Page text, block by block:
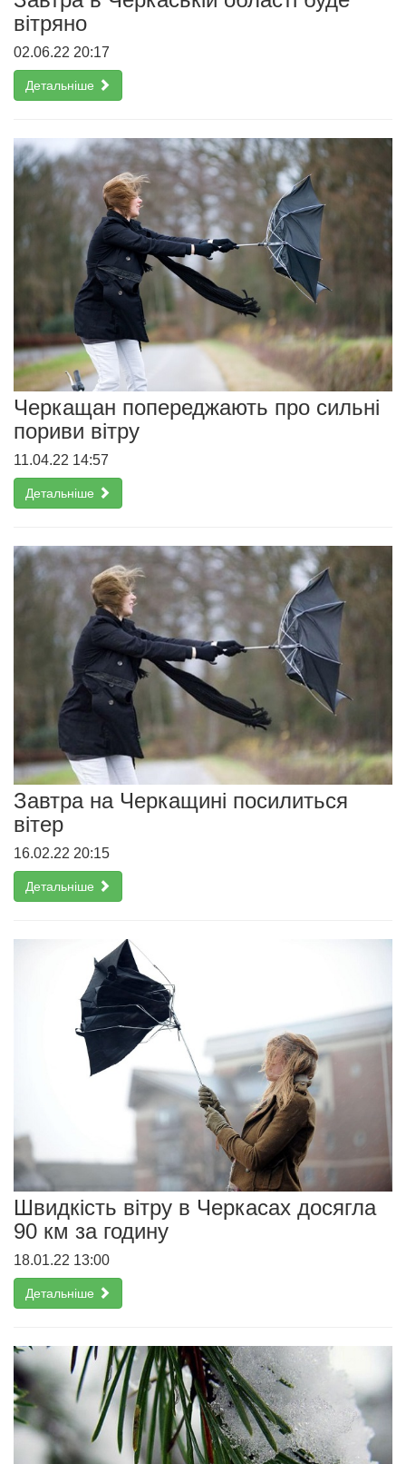
вітряно
02.06.22 20:17
Детальніше
Черкащан попереджають про сильні
пориви вітру
11.04.22 14:57
Детальніше
Завтра на Черкащині посилиться
вітер
16.02.22 20:15
Детальніше
Швидкість вітру в Черкасах досягла
90 км за годину
18.01.22 13:00
Детальніше